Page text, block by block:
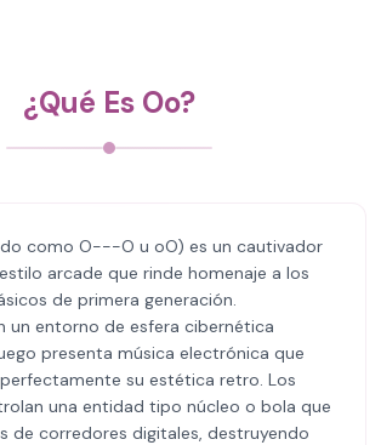
¿Qué Es Oo?
como O---O u oO) es un cautivador
arcade que rinde homenaje a los
de primera generación.
un entorno de esfera cibernética
presenta música electrónica que
su estética retro. Los
una entidad tipo núcleo o bola que
de corredores digitales, destruyendo